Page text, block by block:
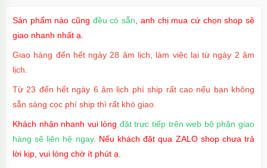
MãOP16Prtrị giá70.000₫
Ốp lưng iPhone 16 TPU Space trong suốt tối
giản
Mã OP16 trị giá70.000₫
Ốp lưng MagSafe iPhone 17 Air Clear Case
trong suốt
Sản phẩm nào cũng đều có sẵn , anh chị mua cứ chọn shop sẽ
giao nhanh nhất ạ.
Giao hàng đến hết ngày 28 âm lịch, làm việc lại từ ngày 2 âm
lịch.
Từ 23 đến hết ngày 6 âm lịch phí ship rất cao nếu bạn không
sẵn sàng cọc phí ship thì rất khó giao.
Khách nhận nhanh vui lòng đặt trực tiếp trên web bộ phận giao
hàng sẽ liên hệ ngay. Nếu khách đặt qua ZALO shop chưa trả
lời kịp, vui lòng chờ ít phút ạ.